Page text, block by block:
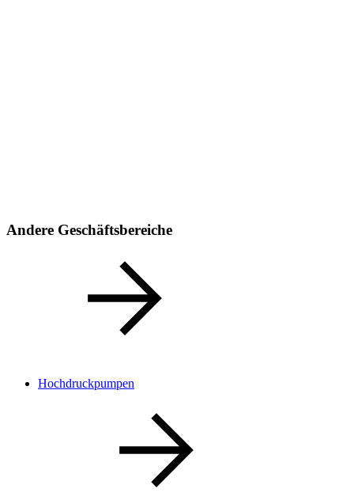
Andere Geschäftsbereiche
Hochdruckpumpen